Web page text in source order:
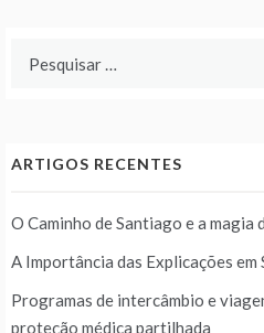
ARTIGOS RECENTES
O Caminho de Santiago e a magia
A Importância das Explicações em
Programas de intercâmbio e
proteção médica partilhada